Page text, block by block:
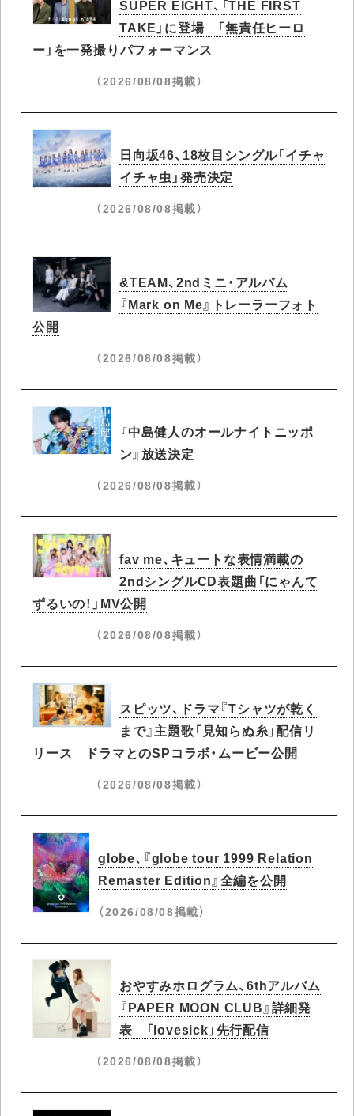
SUPER EIGHT、「THE FIRST
TAKE」に登場 「無責任ヒーロ
ー」を一発撮りパフォーマンス
（2026/08/08掲載）
日向坂46、18枚目シングル「イチャ
イチャ虫」発売決定
（2026/08/08掲載）
&TEAM、2ndミニ・アルバム
『Mark on Me』トレーラーフォト
公開
（2026/08/08掲載）
『中島健人のオールナイトニッポ
ン』放送決定
（2026/08/08掲載）
fav me、キュートな表情満載の
2ndシングルCD表題曲「にゃんて
ずるいの！」MV公開
（2026/08/08掲載）
スピッツ、ドラマ『Tシャツが乾く
まで』主題歌「見知らぬ糸」配信リ
リース ドラマとのSPコラボ・ムービー公開
（2026/08/08掲載）
globe、『globe tour 1999 Relation
Remaster Edition』全編を公開
（2026/08/08掲載）
おやすみホログラム、6thアルバム
『PAPER MOON CLUB』詳細発
表 「lovesick」先行配信
（2026/08/08掲載）